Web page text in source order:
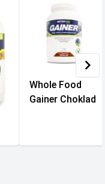
Whole Food
Gainer Choklad